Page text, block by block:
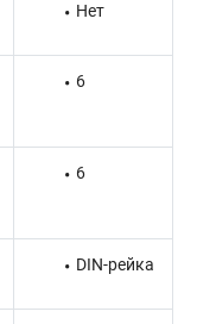
Нет
6
6
DIN-рейка